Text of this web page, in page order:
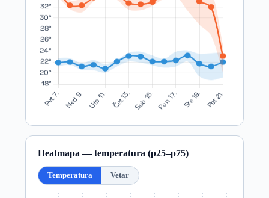
Heatmapa — temperatura (p25–p75)
Temperatura Vetar